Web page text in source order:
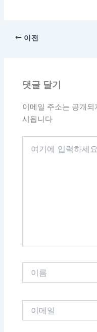
이전
댓글 달기
이메일 주소는 공개되
시됩니다